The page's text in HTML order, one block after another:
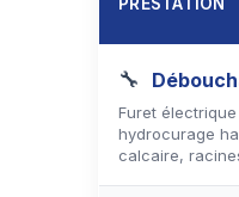
🔧
Furet
hydrocurage
calcaire,